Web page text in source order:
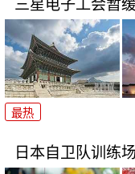
三星电子工会暂
最热
日本自卫队训练